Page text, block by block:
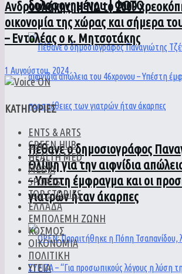
δολοφονημένου | ΦΩΤΟ
Πέθανε ο δημοσιογράφος
Θλίψη για την αιφνίδια
– Υπέστη έμφραγμα και οι
γιατρών ήταν άκαρπες
Ανδρουλάκης: Η ΝΔ το 2009
οικονομία της χώρας και σήμερα
– Εντολέας ο κ. Μητσοτάκης
1 Αυγούστου, 2024
ΚΑΤΗΓΟΡΙΕΣ
ENTS & ARTS
GREEN HUB
HEALTH MED
MEDIA
SPORTS
TOP STORIES
ΕΛΛΑΔΑ
ΕΜΠΟΛΕΜΗ ΖΩΝΗ
ΚΟΣΜΟΣ
ΟΙΚΟΝΟΜΙΑ
ΠΟΛΙΤΙΚΗ
ΥΓΕΙΑ